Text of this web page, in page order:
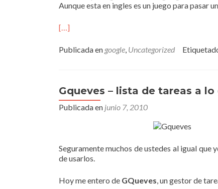
Aunque esta en ingles es un juego para pasar
[…]
Publicada en google, Uncategorized
Gqueves – lista de tareas a
Publicada en junio 7, 2010
Seguramente muchos de ustedes al igual que
de usarlos.
Hoy me entero de GQueves, un gestor de